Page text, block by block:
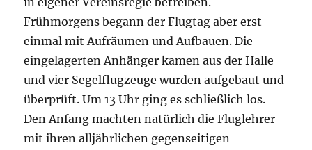
Frühmorgens begann der Flugtag aber erst
einmal mit Aufräumen und Aufbauen. Die
eingelagerten Anhänger kamen aus der Halle
und vier Segelflugzeuge wurden aufgebaut und
überprüft. Um 13 Uhr ging es schließlich los.
Den Anfang machten natürlich die Fluglehrer
mit ihren alljährlichen gegenseitigen